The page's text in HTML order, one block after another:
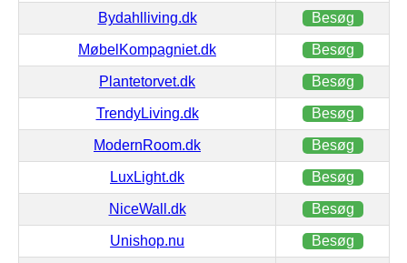
Bydahlliving.dk Besøg
MøbelKompagniet.dk Besøg
Plantetorvet.dk Besøg
TrendyLiving.dk Besøg
ModernRoom.dk Besøg
LuxLight.dk Besøg
NiceWall.dk Besøg
Unishop.nu Besøg